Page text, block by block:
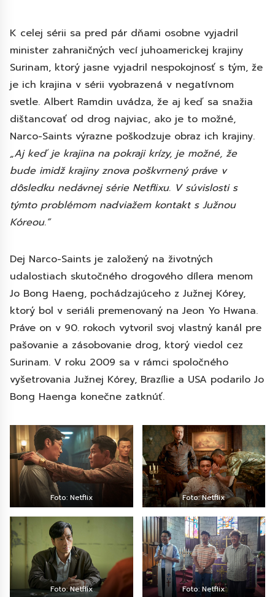
K celej sérii sa pred pár dňami osobne vyjadril
minister zahraničných vecí juhoamerickej krajiny
Surinam, ktorý jasne vyjadril nespokojnosť s tým, že
je ich krajina v sérii vyobrazená v negatívnom
svetle. Albert Ramdin uvádza, že aj keď sa snažia
dištancovať od drog najviac, ako je to možné,
Narco-Saints výrazne poškodzuje obraz ich krajiny.
„Aj keď je krajina na pokraji krízy, je možné, že
bude imidž krajiny znova poškvrnený práve v
dôsledku nedávnej série Netflixu. V súvislosti s
týmto problémom nadviažem kontakt s Južnou
Kóreou.”
Dej Narco-Saints je založený na životných
udalostiach skutočného drogového dílera menom
Jo Bong Haeng, pochádzajúceho z Južnej Kórey,
ktorý bol v seriáli premenovaný na Jeon Yo Hwana.
Práve on v 90. rokoch vytvoril svoj vlastný kanál pre
pašovanie a zásobovanie drog, ktorý viedol cez
Surinam. V roku 2009 sa v rámci spoločného
vyšetrovania Južnej Kórey, Brazílie a USA podarilo Jo
Bong Haenga konečne zatknúť.
Foto: Netflix Foto: Netflix
Foto: Netflix Foto: Netflix